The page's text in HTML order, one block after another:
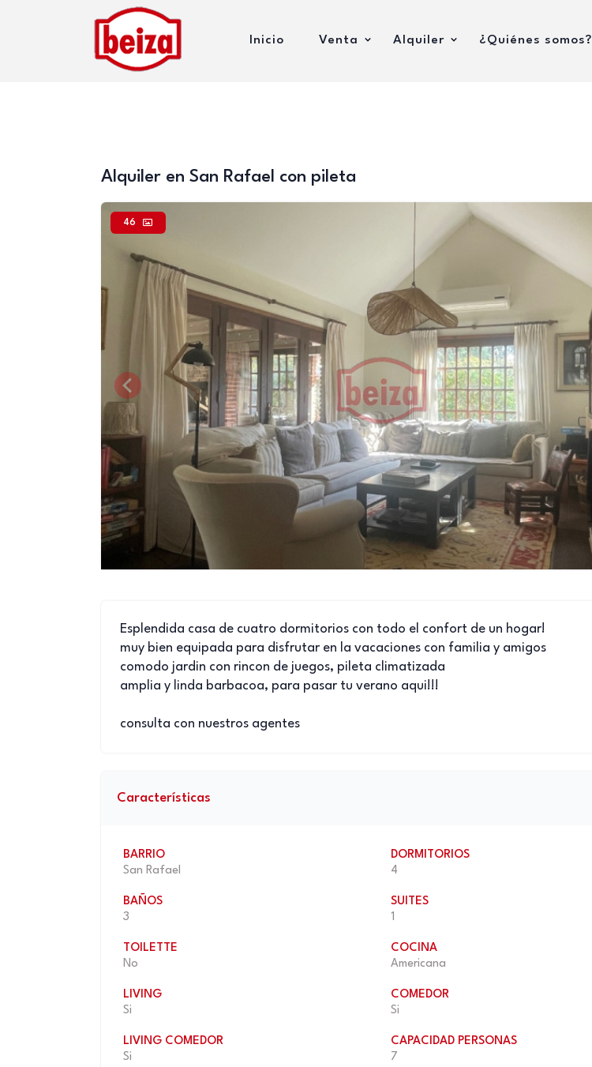
Inicio Venta Alquiler ¿Quiénes somos?
Alquiler en San Rafael con pileta
46
Esplendida casa de cuatro dormitorios con todo el confort de un hogar!
muy bien equipada para disfrutar en la vacaciones con familia y amigos
comodo jardin con rincon de juegos, pileta climatizada
amplia y linda barbacoa, para pasar tu verano aqui!!!
consulta con nuestros agentes
Características
BARRIO
San Rafael
DORMITORIOS
4
BAÑOS
3
SUITES
1
TOILETTE
No
COCINA
Americana
LIVING
Si
COMEDOR
Si
LIVING COMEDOR
Si
CAPACIDAD PERSONAS
7